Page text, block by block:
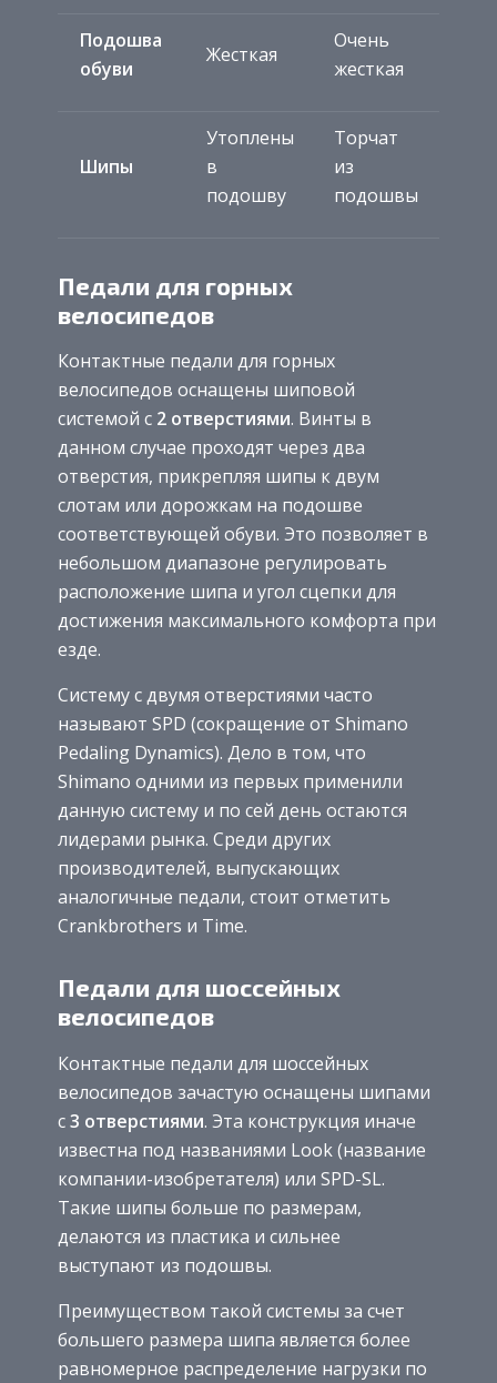
Подошва
обуви
Жесткая
Очень
жесткая
Шипы
Утоплены
в
подошву
Торчат
из
подошвы
Педали для горных
велосипедов
Контактные педали для горных
велосипедов оснащены шиповой
системой с 2 отверстиями. Винты в
данном случае проходят через два
отверстия, прикрепляя шипы к двум
слотам или дорожкам на подошве
соответствующей обуви. Это позволяет в
небольшом диапазоне регулировать
расположение шипа и угол сцепки для
достижения максимального комфорта при
езде.
Систему с двумя отверстиями часто
называют SPD (сокращение от Shimano
Pedaling Dynamics). Дело в том, что
Shimano одними из первых применили
данную систему и по сей день остаются
лидерами рынка. Среди других
производителей, выпускающих
аналогичные педали, стоит отметить
Сrankbrothers и Time.
Педали для шоссейных
велосипедов
Контактные педали для шоссейных
велосипедов зачастую оснащены шипами
с3 отверстиями. Эта конструкция иначе
известна под названиями Look (название
компании-изобретателя) или SPD-SL.
Такие шипы больше по размерам,
делаются из пластика и сильнее
выступают из подошвы.
Преимуществом такой системы за счет
большего размера шипа является более
равномерное распределение нагрузки по